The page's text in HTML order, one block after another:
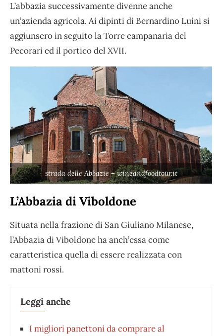
L’abbazia successivamente divenne anche
un’azienda agricola. Ai dipinti di Bernardino Luini si
aggiunsero in seguito la Torre campanaria del
Pecorari ed il portico del XVII.
strada delle Abbazie – wineandfoodtour.it
L’Abbazia di Viboldone
Situata nella frazione di San Giuliano Milanese,
l’Abbazia di Viboldone ha anch’essa come
caratteristica quella di essere realizzata con
mattoni rossi.
Leggi anche
I migliori panettoni da comprare al